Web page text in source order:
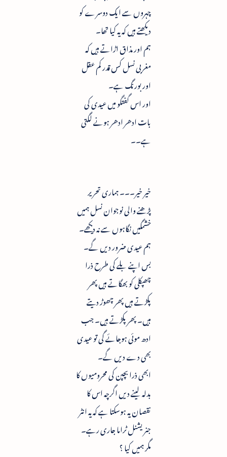
چہروں سے ایک دوسرے کو
دیکھتے ہیں کہ یہ کیا تھا۔
ہم اور مذاق اڑاتے ہیں کہ
مغربی نسل کس قدر کم عقل
اور بورنگ ہے۔
اور اس گفتگو میں عیدی کی
بات ادھر ادھر ہونے لگتی
ہے۔۔
خیر خیر۔۔۔ ہماری تحریر
پڑھنے والی نوجوان نسل ہمیں
خشمگیں نگاہوں سے نہ دیکھے۔
ہم عیدی ضرور دیں گے۔
بس اپنے بلے کی طرح ذرا
چھپکلی کو بھگاتے ہیں پھر
پکڑتے ہیں پھر چھوڑ دیتے
ہیں۔ پھر پکڑتے ہیں۔ جب
ادھ موئی ہوجائے گی تو عیدی
بھی دے دیں گے۔
ابھی ذرا بچپن کی محرومیوں کا
بدلہ لینے دیں اگرچہ اس کا
نقصان یہ ہوسکتا ہے کہ یہ انٹر
جنریشنل ٹراما جاری رہے۔
مگر ہمیں کیا ؟